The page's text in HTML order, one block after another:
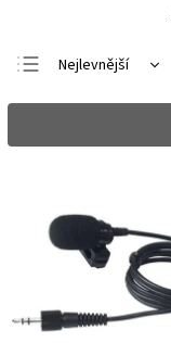
Nejlevnější
Nejdražší